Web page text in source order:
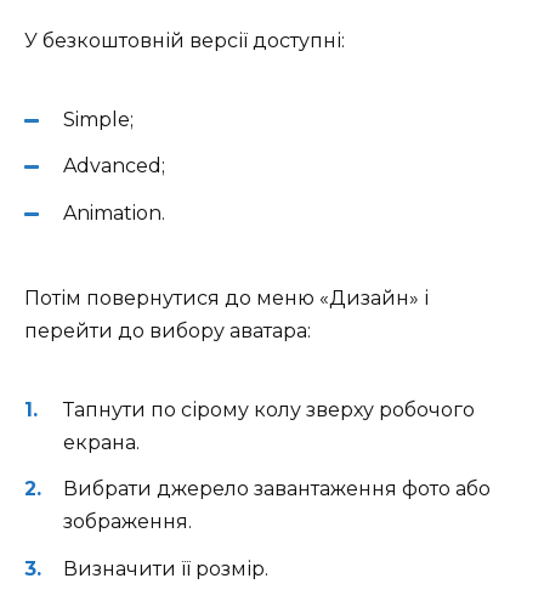
У безкоштовній версії доступні:
Simple;
Advanced;
Animation.
Потім повернутися до меню «Дизайн» і
перейти до вибору аватара:
Тапнути по сірому колу зверху робочого
екрана.
Вибрати джерело завантаження фото або
зображення.
Визначити її розмір.